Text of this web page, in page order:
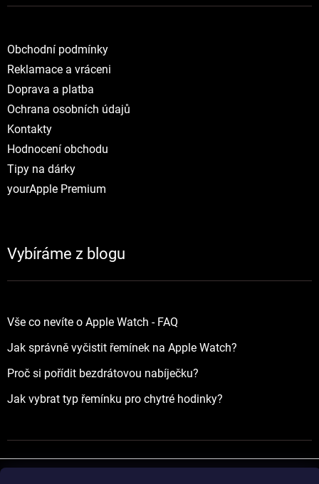
Obchodní podmínky
Reklamace a vráceni
Doprava a platba
Ochrana osobních údajů
Kontakty
Hodnocení obchodu
Tipy na dárky
yourApple Premium
Vybíráme z blogu
Vše co nevíte o Apple Watch - FAQ
Jak správně vyčistit řemínek na Apple Watch?
Proč si pořídit bezdrátovou nabíječku?
Jak vybrat typ řemínku pro chytré hodinky?